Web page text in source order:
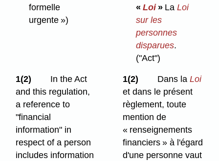
formelle
urgente »)
« Loi»La Loi
sur les
personnes
disparues.
("Act")
1(2)
In the Act
and this regulation,
a reference to
"financial
information" in
respect of a person
includes information
1(2) Dans la Loi
et dans le présent
règlement, toute
mention de
« renseignements
financiers » à l'égard
d'une personne vaut